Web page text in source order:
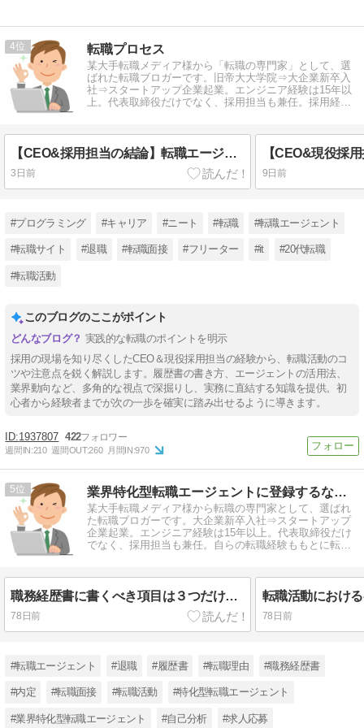
4 転職プロセス
某大手転職メディア様から「転職の専門家」として、選
ばれた転職ブロガーです。旧帝大大学院⇒大企業新卒入
社⇒スタートアップ企業起業。エンジニア経験は15年以
上。代表取締役だけでなく、採用担当も兼任。採用経
【CEO&採用担当の結論】転職エージェントは紹介手数料がかかるから不利って本当？
3日前 9日前
#プログラミング #キャリア #ニート #転職 #転職エージェント
#転職サイト #退職 #転職面接 #フリーター #it #20代転職
#転職活動
このブログのここがポイント
実践的な転職のポイントを明示
採用の現場を知り尽くしたCEO＆現役採用担当の経験から、転職活動のコ
ツや注意点を鋭く解説します。履歴書の書き方、エージェントの活用法、
業界動向など、多角的な視点で深掘りし、実務に直結する知識を提供。初
心者から経験者までが次の一歩を確実に踏み出せるように導きます。
1937807 422
週間IN:210 週間OUT:260 月間IN:970
5 業界特化型転職エージェントに登録するならここ！
某大手転職メディア様から転職の専門家として、選ばれ
た転職ブロガーです。大企業新卒入社⇒スタートアップ
企業起業。エンジニア経験は15年以上。代表取締役だけ
でなく、採用担当も兼任。自らの転職経験ももとに転職
職務経歴書に書くべき項目は３つだけ【不要な項目もお教えします】
78日前 78日前
#転職エージェント #退職 #履歴書 #転職理由 #職務経歴書
#内定 #転職面接 #転職活動 #特化型転職エージェント
#業界特化型転職エージェント #自己分析 #求人応募